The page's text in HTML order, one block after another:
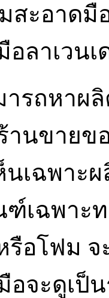
สะอาดมื
อลาเวน
รถหาผ
านขาย
นเฉพา
เฉพาะท
รือโฟม
อจะดูเป็